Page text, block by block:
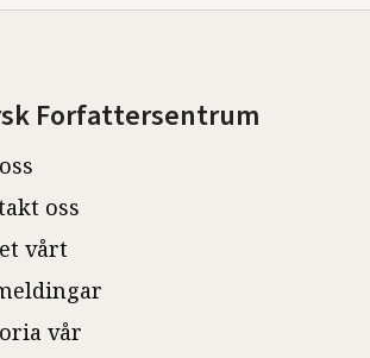
Forfattersentrum
oss
vårt
vår